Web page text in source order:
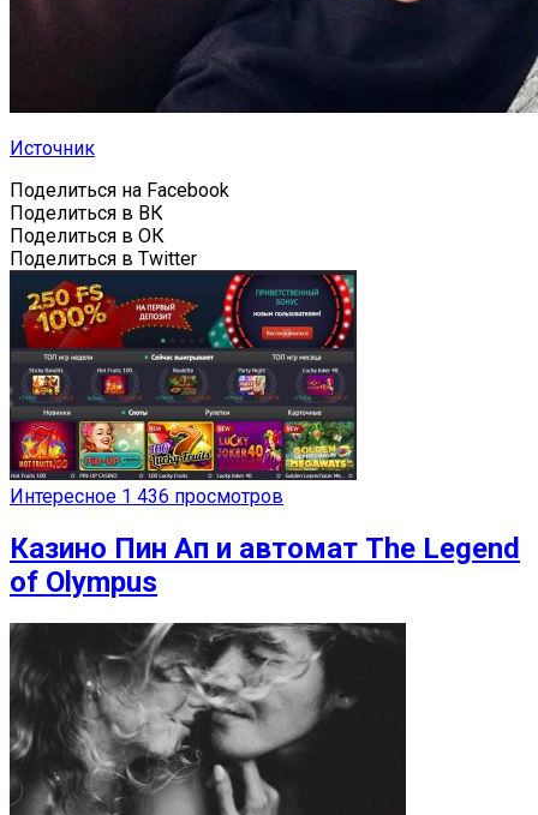
Источник
Поделиться на Facebook
Поделиться в ВК
Поделиться в ОК
Поделиться в Twitter
Интересное 1 436 просмотров
Казино Пин Ап и автомат The Legend
of Olympus